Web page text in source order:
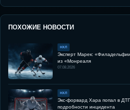
ПОХОЖИЕ НОВОСТИ
НХЛ
Эксперт Марек:
из «Монреаля
07.08.2026
НХЛ
Экс-форвард Хара попал в
подробности инцидента